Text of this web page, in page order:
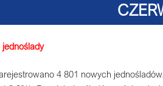
4 801 nowych